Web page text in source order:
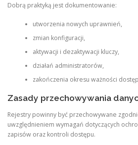
Dobrą praktyką jest dokumentowanie:
utworzenia nowych uprawnień,
zmian konfiguracji,
aktywacji i dezaktywacji kluczy,
działań administratorów,
zakończenia okresu ważności
Zasady przechowywania
Rejestry powinny być przechowywane
uwzględnieniem wymagań dotyczących
zapisów oraz kontroli dostępu.